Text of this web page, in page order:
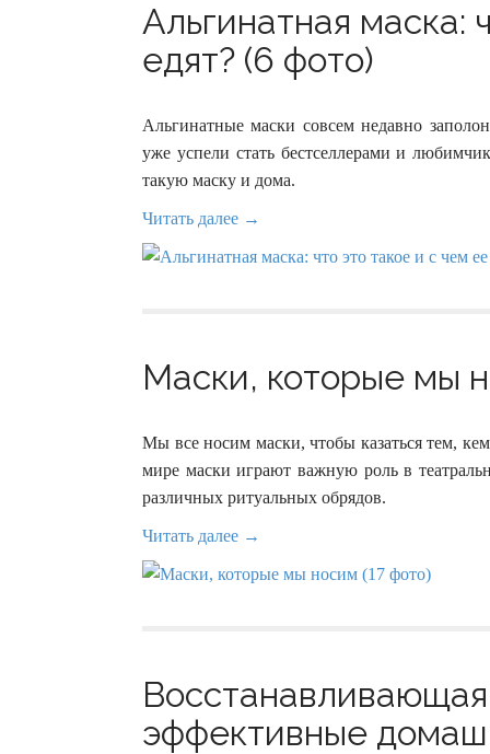
Альгинатная маска:
едят? (6 фото)
Альгинатные маски совсем недавно
уже успели стать бестселлерами и
такую маску и дома.
Читать далее →
Маски, которые мы
Мы все носим маски, чтобы казаться тем,
мире маски играют важную роль в
различных ритуальных обрядов.
Читать далее →
эффективные